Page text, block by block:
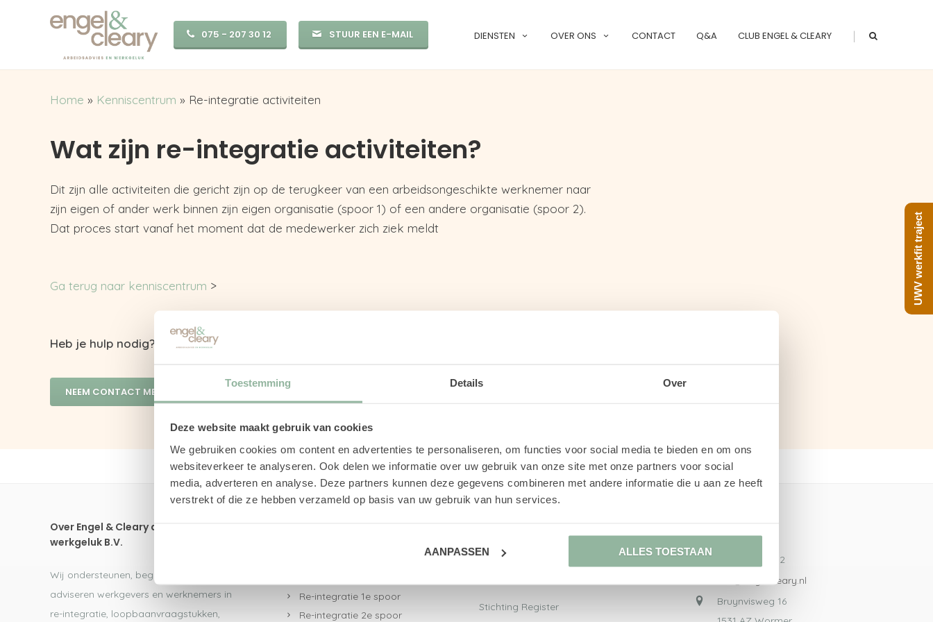
Toestemming Details Over
Deze website maakt gebruik van cookies
We gebruiken cookies om content en advertenties te personaliseren, om functies voor social media te bieden en om ons
websiteverkeer te analyseren. Ook delen we informatie over uw gebruik van onze site met onze partners voor social
media, adverteren en analyse. Deze partners kunnen deze gegevens combineren met andere informatie die u aan ze heeft
verstrekt of die ze hebben verzameld op basis van uw gebruik van hun services.
AANPASSEN ALLES TOESTAAN
075 - 207 30 12 STUUR EEN E-MAIL DIENSTEN OVER ONS CONTACT Q&A CLUB ENGEL & CLEARY |
Home » Kenniscentrum » Re-integratie activiteiten
Wat zijn re-integratie activiteiten?
Dit zijn alle activiteiten die gericht zijn op de terugkeer van een arbeidsongeschikte werknemer naar
zijn eigen of ander werk binnen zijn eigen organisatie (spoor 1) of een andere organisatie (spoor 2).
Dat proces start vanaf het moment dat de medewerker zich ziek meldt
Ga terug naar kenniscentrum >
Heb je hulp nodig? Neem vrijblijvend contact met ons op.
NEEM CONTACT MET ONS OP
Over Engel & Cleary arbeidsadvies en
werkgeluk B.V.
Wij ondersteunen, begeleiden en
adviseren werkgevers en werknemers in
re-integratie, loopbaanvraagstukken,
Re-integratie 1e spoor
Re-integratie 2e spoor
Nederlandse Vereniging voor
Stichting Register
075 - 207 30 12
info@engelcleary.nl
Bruynvisweg 16
UWV werkfit traject